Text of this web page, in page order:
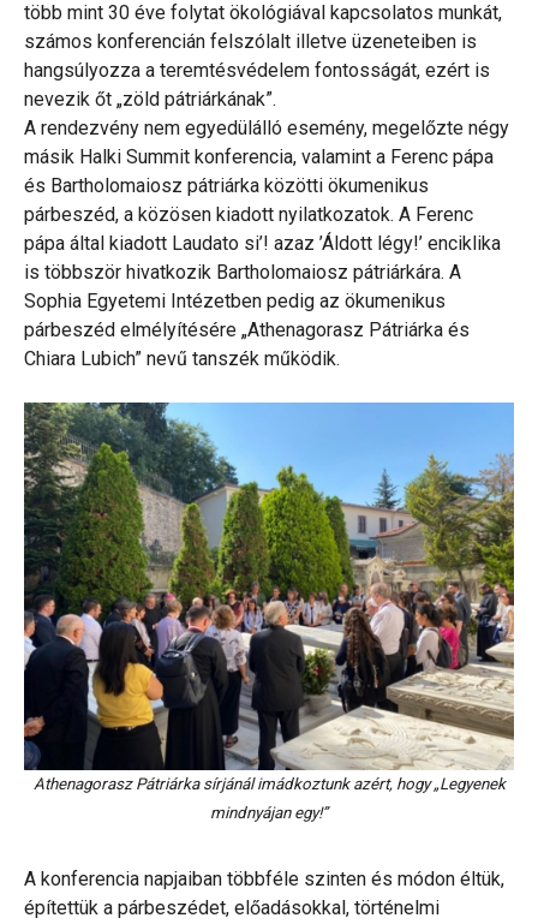
több mint 30 éve folytat ökológiával kapcsolatos munkát,
számos konferencián felszólalt illetve üzeneteiben is
hangsúlyozza a teremtésvédelem fontosságát, ezért is
nevezik őt „zöld pátriárkának”.
A rendezvény nem egyedülálló esemény, megelőzte négy
másik Halki Summit konferencia, valamint a Ferenc pápa
és Bartholomaiosz pátriárka közötti ökumenikus
párbeszéd, a közösen kiadott nyilatkozatok. A Ferenc
pápa által kiadott Laudato si’! azaz ’Áldott légy!’ enciklika
is többször hivatkozik Bartholomaiosz pátriárkára. A
Sophia Egyetemi Intézetben pedig az ökumenikus
párbeszéd elmélyítésére „Athenagorasz Pátriárka és
Chiara Lubich” nevű tanszék működik.
Athenagorasz Pátriárka sírjánál imádkoztunk azért, hogy „Legyenek
mindnyájan egy!”
A konferencia napjaiban többféle szinten és módon éltük,
építettük a párbeszédet, előadásokkal, történelmi